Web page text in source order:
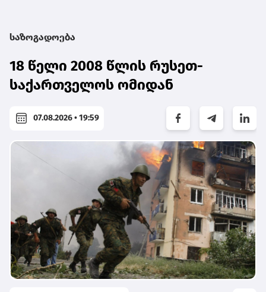
საზოგადოება
18 წელი 2008 წლის რუსეთ-
საქართველოს ომიდან
07.08.2026 • 19:59